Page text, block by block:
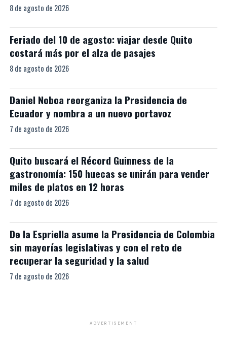
8 de agosto de 2026
Feriado del 10 de agosto: viajar desde Quito
costará más por el alza de pasajes
8 de agosto de 2026
Daniel Noboa reorganiza la Presidencia de
Ecuador y nombra a un nuevo portavoz
7 de agosto de 2026
Quito buscará el Récord Guinness de la
gastronomía: 150 huecas se unirán para vender
miles de platos en 12 horas
7 de agosto de 2026
De la Espriella asume la Presidencia de Colombia
sin mayorías legislativas y con el reto de
recuperar la seguridad y la salud
7 de agosto de 2026
ADVERTISEMENT